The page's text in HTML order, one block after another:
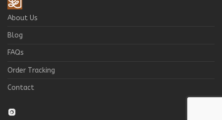
About Us
Blog
FAQs
Order Tracking
Contact